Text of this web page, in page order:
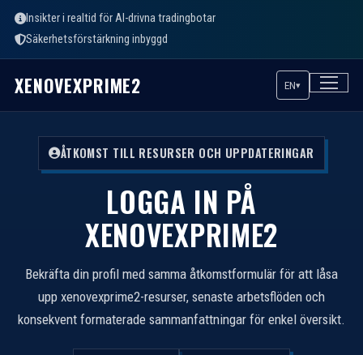
Insikter i realtid för AI-drivna tradingbotar
Säkerhetsförstärkning inbyggd
XENOVEXPRIME2 EN▾
ÅTKOMST TILL RESURSER OCH UPPDATERINGAR
LOGGA IN PÅ
XENOVEXPRIME2
Bekräfta din profil med samma åtkomstformulär för att låsa
upp xenovexprime2-resurser, senaste arbetsflöden och
konsekvent formaterade sammanfattningar för enkel översikt.